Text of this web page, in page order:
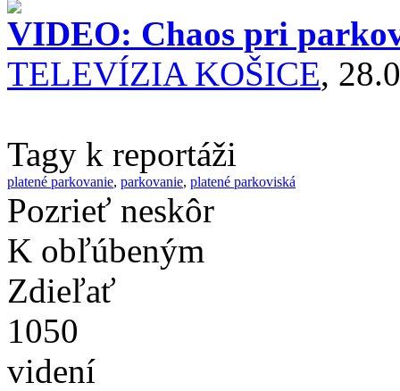
VIDEO: Chaos pri
TELEVÍZIA KOŠICE,
Tagy k reportáži
platené parkovanie, parkovanie, platené parkoviská
Pozrieť neskôr
K obľúbeným
Zdieľať
1050
videní